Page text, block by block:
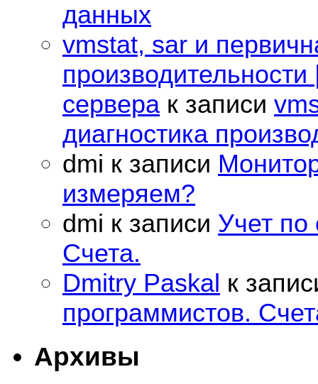
данных
vmstat, sar и
сервера к записи
диагностика
dmi к записи
измеряем?
dmi к записи Учет по
Счета.
Dmitry Paskal к
программистов.
Архивы